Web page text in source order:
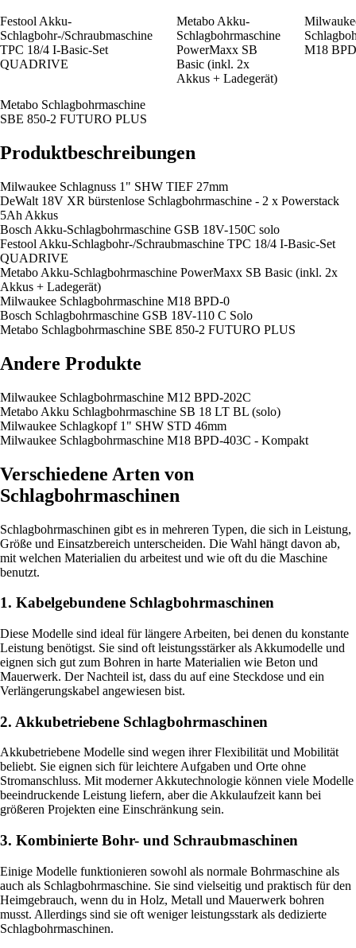
Festool Akku-
Schlagbohr-/Schraubmaschine
TPC 18/4 I-Basic-Set
QUADRIVE
Metabo Akku-
Schlagbohrmaschine
PowerMaxx SB
Basic (inkl. 2x
Akkus + Ladegerät)
M18
Metabo Schlagbohrmaschine
SBE 850-2 FUTURO PLUS
Produktbeschreibungen
Milwaukee Schlagnuss 1" SHW TIEF 27mm
DeWalt 18V XR bürstenlose Schlagbohrmaschine - 2 x Powerstack
5Ah Akkus
Bosch Akku-Schlagbohrmaschine GSB 18V-150C solo
Festool Akku-Schlagbohr-/Schraubmaschine TPC 18/4 I-Basic-Set
QUADRIVE
Metabo Akku-Schlagbohrmaschine PowerMaxx SB Basic (inkl. 2x
Akkus + Ladegerät)
Milwaukee Schlagbohrmaschine M18 BPD-0
Bosch Schlagbohrmaschine GSB 18V-110 C Solo
Metabo Schlagbohrmaschine SBE 850-2 FUTURO PLUS
Andere Produkte
Milwaukee Schlagbohrmaschine M12 BPD-202C
Metabo Akku Schlagbohrmaschine SB 18 LT BL (solo)
Milwaukee Schlagkopf 1" SHW STD 46mm
Milwaukee Schlagbohrmaschine M18 BPD-403C - Kompakt
Verschiedene Arten von
Schlagbohrmaschinen
Schlagbohrmaschinen gibt es in mehreren Typen, die sich in Leistung,
Größe und Einsatzbereich unterscheiden. Die Wahl hängt davon ab,
mit welchen Materialien du arbeitest und wie oft du die Maschine
benutzt.
1. Kabelgebundene Schlagbohrmaschinen
Diese Modelle sind ideal für längere Arbeiten, bei denen du konstante
Leistung benötigst. Sie sind oft leistungsstärker als Akkumodelle und
eignen sich gut zum Bohren in harte Materialien wie Beton und
Mauerwerk. Der Nachteil ist, dass du auf eine Steckdose und ein
Verlängerungskabel angewiesen bist.
2. Akkubetriebene Schlagbohrmaschinen
Akkubetriebene Modelle sind wegen ihrer Flexibilität und Mobilität
beliebt. Sie eignen sich für leichtere Aufgaben und Orte ohne
Stromanschluss. Mit moderner Akkutechnologie können viele Modelle
beeindruckende Leistung liefern, aber die Akkulaufzeit kann bei
größeren Projekten eine Einschränkung sein.
3. Kombinierte Bohr- und Schraubmaschinen
Einige Modelle funktionieren sowohl als normale Bohrmaschine als
auch als Schlagbohrmaschine. Sie sind vielseitig und praktisch für den
Heimgebrauch, wenn du in Holz, Metall und Mauerwerk bohren
musst. Allerdings sind sie oft weniger leistungsstark als dedizierte
Schlagbohrmaschinen.